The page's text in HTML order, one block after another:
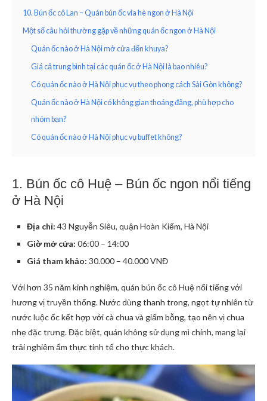
10. Bún ốc cô Lan – Quán bún ốc vỉa hè ngon ở Hà Nội
Một số câu hỏi thường gặp về những quán ốc ngon ở Hà Nội
Quán ốc nào ở Hà Nội mở cửa đến khuya?
Giá cả trung bình tại các quán ốc ở Hà Nội là bao nhiêu?
Có quán ốc nào ở Hà Nội phục vụ theo phong cách Sài Gòn không?
Quán ốc nào ở Hà Nội có không gian thoáng đãng, phù hợp cho
nhóm bạn?
Có quán ốc nào ở Hà Nội phục vụ buffet không?
1. Bún ốc cô Huệ – Bún ốc ngon nổi tiếng
ở Hà Nội
Địa chỉ: 43 Nguyễn Siêu, quận Hoàn Kiếm, Hà Nội
Giờ mở cửa: 06:00 – 14:00
Giá tham khảo: 30.000 – 40.000 VNĐ
Với hơn 35 năm kinh nghiệm, quán bún ốc cô Huệ nổi tiếng với
hương vị truyền thống. Nước dùng thanh trong, ngọt tự nhiên từ
nước luộc ốc kết hợp với cà chua và giấm bỗng, tạo nên vị chua
nhẹ đặc trưng. Đặc biệt, quán không sử dụng mì chính, mang lại
trải nghiệm ẩm thực tinh tế cho thực khách.